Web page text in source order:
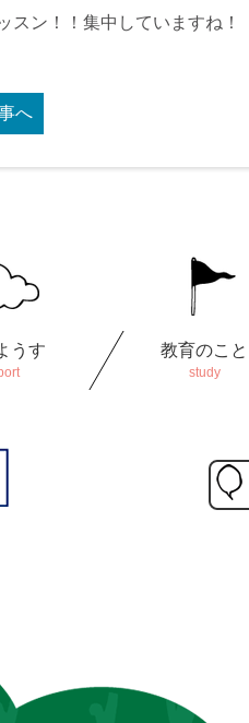
ン！！集中していますね！
へ
うす 教育のこと